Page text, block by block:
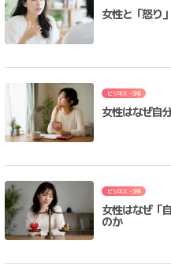
女性と「怒り
ビジネス・SNS
女性はなぜ自
ビジネス・SNS
女性はなぜ「
のか